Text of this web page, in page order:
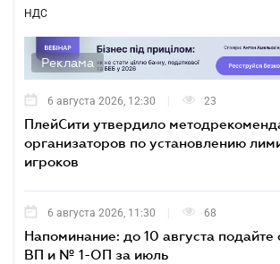
НДС
Реклама
6 августа 2026, 12:30 23
ПлейСити утвердило
организаторов по установлению
игроков
6 августа 2026, 11:30 68
Напоминание: до 10 августа
ВП и № 1-ОП за июль